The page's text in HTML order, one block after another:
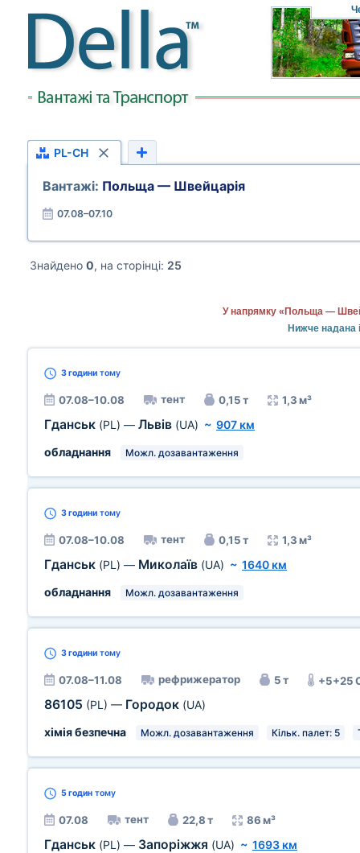
PL-CH
Вантажі: Польща — Швейцарія
07.08–07.10
Знайдено 0, на сторінці: 25
У напрямку «Польща —
Нижче надана
3 години тому
07.08–10.08 тент 0,15 т 1,3 м³
Гданськ (PL) — Львів (UA) ~ 907 км
обладнання
Можл. дозавантаження
3 години тому
07.08–10.08 тент 0,15 т 1,3 м³
Гданськ (PL) — Миколаїв (UA) ~ 1640 км
обладнання
Можл. дозавантаження
3 години тому
07.08–11.08 рефрижератор 5 т +5+25
86105 (PL) — Городок (UA)
хімія безпечна
Можл. дозавантаження Кільк. палет: 5
5 годин тому
07.08 тент 22,8 т 86 м³
Гданськ (PL) — Запоріжжя (UA) ~ 1693 км